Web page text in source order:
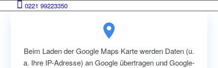
0221 99223350
Beim Laden der Google Maps Karte werden Daten (u.
a. Ihre IP-Adresse) an Google übertragen und Google-